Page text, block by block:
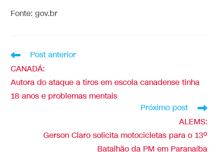
Fonte: gov.br
Post anterior
CANADÁ:
Autora do ataque a tiros em escola canadense tinha
18 anos e problemas mentais
Próximo post
ALEMS:
Gerson Claro solicita motocicletas para o 13º
Batalhão da PM em Paranaíba